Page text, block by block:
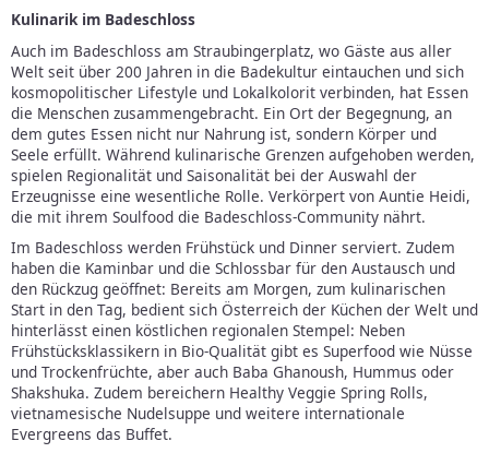
Kulinarik im Badeschloss
Auch im Badeschloss am Straubingerplatz, wo Gäste aus aller
Welt seit über 200 Jahren in die Badekultur eintauchen und sich
kosmopolitischer Lifestyle und Lokalkolorit verbinden, hat Essen
die Menschen zusammengebracht. Ein Ort der Begegnung, an
dem gutes Essen nicht nur Nahrung ist, sondern Körper und
Seele erfüllt. Während kulinarische Grenzen aufgehoben werden,
spielen Regionalität und Saisonalität bei der Auswahl der
Erzeugnisse eine wesentliche Rolle. Verkörpert von Auntie Heidi,
die mit ihrem Soulfood die Badeschloss-Community nährt.
Im Badeschloss werden Frühstück und Dinner serviert. Zudem
haben die Kaminbar und die Schlossbar für den Austausch und
den Rückzug geöffnet: Bereits am Morgen, zum kulinarischen
Start in den Tag, bedient sich Österreich der Küchen der Welt und
hinterlässt einen köstlichen regionalen Stempel: Neben
Frühstücksklassikern in Bio-Qualität gibt es Superfood wie Nüsse
und Trockenfrüchte, aber auch Baba Ghanoush, Hummus oder
Shakshuka. Zudem bereichern Healthy Veggie Spring Rolls,
vietnamesische Nudelsuppe und weitere internationale
Evergreens das Buffet.